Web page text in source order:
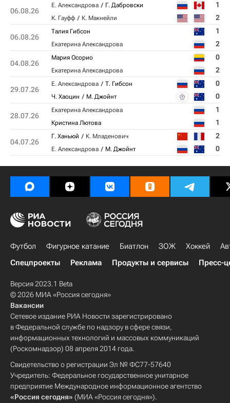
06.08.26
Е. Александрова Г. Дабровски 1
К. Гауфф К. Макнейли 2
06.08.26
Талия Гибсон 1
Екатерина Александрова 2
04.08.26
Мария Осорио 0
Екатерина Александрова 2
29.07.26
Е. Александрова Т. Гибсон 0
Ч. Хаоцин М. Джойнт 0
28.07.26
Екатерина Александрова 1
Кристина Лютова 1
04.07.26
Г. Ханьюй К. Младенович 2
Е. Александрова М. Джойнт 0
Футбол Фигурное катание Биатлон ЗОЖ Хоккей
Спецпроекты
Реклама Продукты и сервисы Пресс-
Версия 2023.1 Beta
© 2026 МИА «Россия сегодня»
Вакансии
Сетевое издание РИА Новости зарегистрировано
в Федеральной службе по надзору в сфере связи,
информационных технологий и массовых коммуникаций
(Роскомнадзор) 08 апреля 2014 года.
Свидетельство о регистрации Эл № ФС77-57640
Учредитель: Федеральное государственное унитарное
предприятие Международное информационное агентство
«Россия сегодня» (МИА «Россия сегодня»).